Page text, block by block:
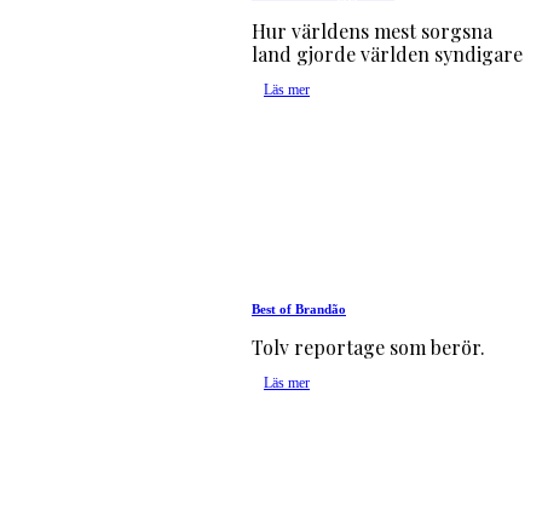
Hur världens mest sorgsna
land gjorde världen syndigare
Läs mer
Best of Brandão
Tolv reportage som berör.
Läs mer